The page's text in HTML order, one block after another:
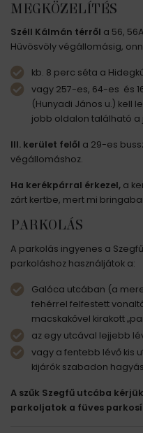
MEGKÖZELÍTÉS
Széll Kálmán térről a 56,
Hüvösvöly végállomásig,
kb. 8 perc séta a
vagy 257-es, 64-es és
(Hunyadi János u.) kell
jobb oldalon található
III. kerület felől a 29-es
végállomáshoz.
Ha kerékpárral érkezel, a
zárt kertbe, mert mi
PARKOLÁS
A parkolás ingyenes a
parkoláshoz használjátok a:
Galóca utcában (a
fehérrel felfestett
macskakővel kirakott
az egy utcával lejjebb
vagy a fentebb lévő kis
kijárók szabadon
A szűk Szegfű utcába
parkoljatok a füves